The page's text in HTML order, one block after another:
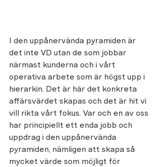
I den uppånervända pyramiden är
det inte VD utan de som jobbar
närmast kunderna och i vårt
operativa arbete som är högst upp i
hierarkin. Det är här det konkreta
affärsvärdet skapas och det är hit vi
vill rikta vårt fokus. Var och en av oss
har principiellt ett enda jobb och
uppdrag i den uppånervända
pyramiden, nämligen att skapa så
mycket värde som möjligt för